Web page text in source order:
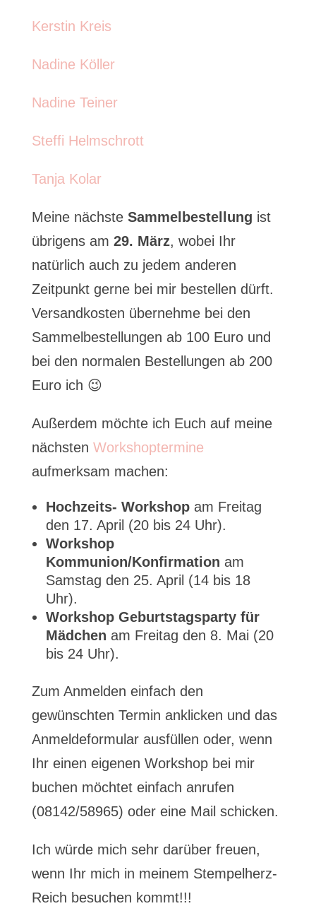
Kerstin Kreis
Nadine Köller
Nadine Teiner
Steffi Helmschrott
Tanja Kolar
Meine nächste Sammelbestellung ist
übrigens am 29. März, wobei Ihr
natürlich auch zu jedem anderen
Zeitpunkt gerne bei mir bestellen dürft.
Versandkosten übernehme bei den
Sammelbestellungen ab 100 Euro und
bei den normalen Bestellungen ab 200
Euro ich 😉
Außerdem möchte ich Euch auf meine
nächsten Workshoptermine
aufmerksam machen:
Hochzeits- Workshopam Freitag
den 17. April (20 bis 24 Uhr).
Workshop
Kommunion/Konfirmation am
Samstag den 25. April (14 bis 18
Uhr).
Workshop Geburtstagsparty für
Mädchen am Freitag den 8. Mai (20
bis 24 Uhr).
Zum Anmelden einfach den
gewünschten Termin anklicken und das
Anmeldeformular ausfüllen oder, wenn
Ihr einen eigenen Workshop bei mir
buchen möchtet einfach anrufen
(08142/58965) oder eine Mail schicken.
Ich würde mich sehr darüber freuen,
wenn Ihr mich in meinem Stempelherz-
Reich besuchen kommt!!!